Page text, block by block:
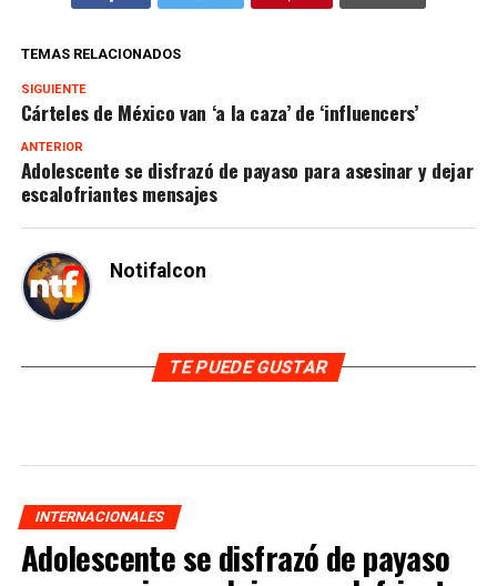
TEMAS RELACIONADOS
SIGUIENTE
Cárteles de México van ‘a la caza’ de ‘influencers’
ANTERIOR
Adolescente se disfrazó de payaso para asesinar y dejar
escalofriantes mensajes
Notifalcon
TE PUEDE GUSTAR
INTERNACIONALES
Adolescente se disfrazó de payaso